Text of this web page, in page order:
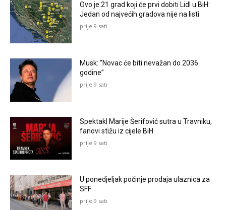
Ovo je 21 grad koji će prvi dobiti Lidl u BiH:
Jedan od najvećih gradova nije na listi
prije 9 sati
Musk: “Novac će biti nevažan do 2036.
godine”
prije 9 sati
Spektakl Marije Šerifović sutra u Travniku,
fanovi stižu iz cijele BiH
prije 9 sati
U ponedjeljak počinje prodaja ulaznica za
SFF
prije 9 sati